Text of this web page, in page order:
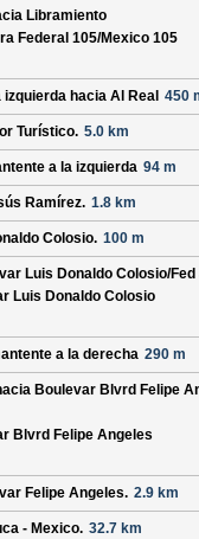
Libramiento
Federal 105/Mexico 105
izquierda hacia Al Real 450
Turístico. 5.0 km
a la izquierda 94 m
Ramírez. 1.8 km
Colosio. 100 m
Luis Donaldo Colosio/
Luis Donaldo Colosio
a la derecha 290 m
Boulevar Blvrd Felipe
Blvrd Felipe Angeles
Felipe Angeles. 2.9 km
- Mexico. 32.7 km